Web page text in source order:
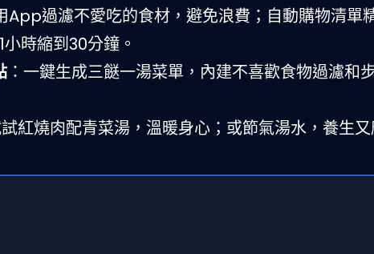
App過濾不愛吃的食材，避免浪費；自動購物清單
時縮到30分鐘。
：一鍵生成三餸一湯菜單，內建不喜歡食物過濾和
紅燒肉配青菜湯，溫暖身心；或節氣湯水，養生又